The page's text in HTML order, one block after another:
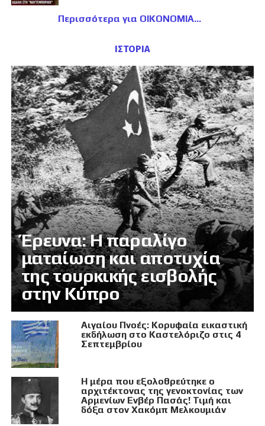
Περισσότερα για ΟΙΚΟΝΟΜΙΑ
ΙΣΤΟΡΙΑ
Έρευνα: Η παραλίγο
ματαίωση και αποτυχία
της τουρκικής εισβολής
στην Κύπρο
Αιγαίου Πνοές: Κορυφαία εικαστική
εκδήλωση στο Καστελόριζο στις 4
Σεπτεμβρίου
Η μέρα που εξολοθρεύτηκε ο
αρχιτέκτονας της γενοκτονίας των
Αρμενίων Ενβέρ Πασάς! Τιμή και
δόξα στον Χακόμπ Μελκουμιάν